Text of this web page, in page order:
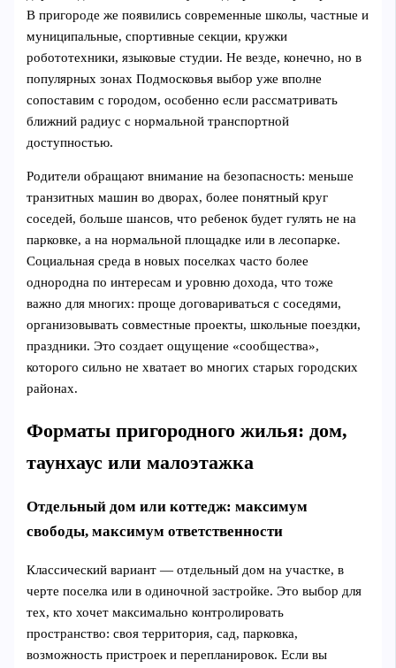
В пригороде же появились современные школы, частные и
муниципальные, спортивные секции, кружки
робототехники, языковые студии. Не везде, конечно, но в
популярных зонах Подмосковья выбор уже вполне
сопоставим с городом, особенно если рассматривать
ближний радиус с нормальной транспортной
доступностью.
Родители обращают внимание на безопасность: меньше
транзитных машин во дворах, более понятный круг
соседей, больше шансов, что ребенок будет гулять не на
парковке, а на нормальной площадке или в лесопарке.
Социальная среда в новых поселках часто более
однородна по интересам и уровню дохода, что тоже
важно для многих: проще договариваться с соседями,
организовывать совместные проекты, школьные поездки,
праздники. Это создает ощущение «сообщества»,
которого сильно не хватает во многих старых городских
районах.
Форматы пригородного жилья: дом,
таунхаус или малоэтажка
Отдельный дом или коттедж: максимум
свободы, максимум ответственности
Классический вариант — отдельный дом на участке, в
черте поселка или в одиночной застройке. Это выбор для
тех, кто хочет максимально контролировать
пространство: своя территория, сад, парковка,
возможность пристроек и перепланировок. Если вы